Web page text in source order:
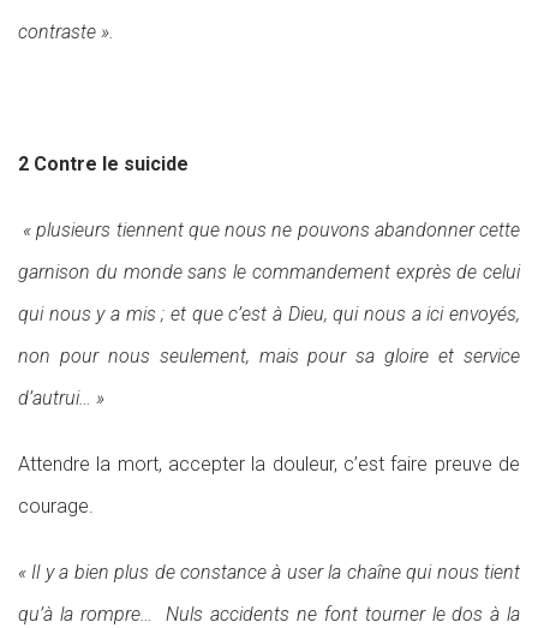
contraste ».
2 Contre le suicide
« plusieurs tiennent que nous ne pouvons abandonner cette
garnison du monde sans le commandement exprès de celui
qui nous y a mis ; et que c’est à Dieu, qui nous a ici envoyés,
non pour nous seulement, mais pour sa gloire et service
d’autrui… »
Attendre la mort, accepter la douleur, c’est faire preuve de
courage.
« Il y a bien plus de constance à user la chaîne qui nous tient
qu’à la rompre… Nuls accidents ne font tourner le dos à la